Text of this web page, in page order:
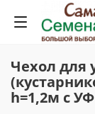
Чехол для
h=1,2м с